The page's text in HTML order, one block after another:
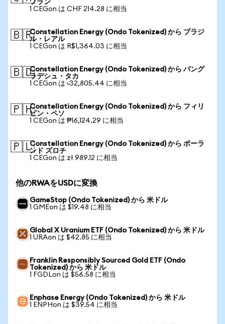
フラン
1 CEGon は CHF 214.28 に相当
🇧🇷Constellation Energy (Ondo Tokenized) から ブラジ
ル・レアル
1 CEGon は R$1,364.03 に相当
🇧🇩Constellation Energy (Ondo Tokenized) から バング
ラデシュ・タカ
1 CEGon は ৳32,805.44 に相当
🇵🇭Constellation Energy (Ondo Tokenized) から フィリ
ピン・ペソ
1 CEGon は ₱16,124.29 に相当
🇵🇱Constellation Energy (Ondo Tokenized) から ポーラ
ンド ズロチ
1 CEGon は zł 989.12 に相当
他のRWAをUSDに変換
GameStop (Ondo Tokenized) から 米ドル
1 GMEon は $19.48 に相当
Global X Uranium ETF (Ondo Tokenized) から 米ドル
1 URAon は $42.85 に相当
Franklin Responsibly Sourced Gold ETF (Ondo
Tokenized) から 米ドル
1 FGDLon は $56.58 に相当
Enphase Energy (Ondo Tokenized) から 米ドル
1 ENPHon は $39.54 に相当